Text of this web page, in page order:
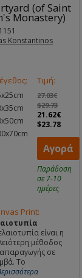
(of Saint
Monastery)
Konstantinos
Τιμή:
27.03€
$29.73
21.62€
$23.78
Αγορά
Παράδοση
σε 7-10
ημέρες
Print:
είναι η
μέθοδος
σε
Το